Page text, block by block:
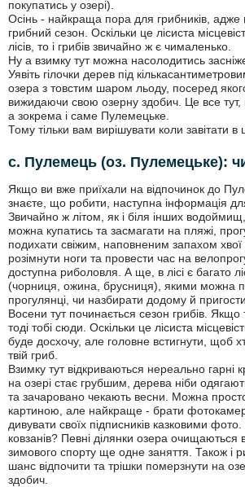
покупатись у озері).
Осінь - найкраща пора для грибників, адже
грибний сезон. Оскільки це лісиста
лісів, то і грибів звичайно ж є чималенько.
Ну а взимку тут можна насолодитись
Уявіть гілочки дерев під
озера з товстим шаром льоду, посеред
вижидаючи свою озерну здобич. Це все тут,
а зокрема і саме Пулемецьке.
Тому тільки вам вирішувати коли завітати в
с. Пулемець (оз. Пулемецьке):
Якщо ви вже приїхали на відпочинок до
знаєте, що робити, наступна інформація
Звичайно ж літом, як і біля інших
можна купатись та засмагати на пляжі,
подихати свіжим, наповненим запахом хвої
розімнути ноги та провести час на
доступна риболовля. А ще, в лісі є багато
(чорниця, ожина, брусниця), якими можна
прогулянці, чи назбирати додому й
Восени тут починається сезон грибів. Якщо
тоді тобі сюди. Оскільки це лісиста
буде досхочу, але головне встигнути, щоб
твій гриб.
Взимку тут відкриваються нереально
на озері стає грубшим, дерева ніби
та зачаровано чекають весни. Можна
картиною, але найкраще - брати
дивувати своїх підписників казковими
ковзанів? Певні ділянки озера очищаються
зимового спорту ще одне заняття. Також і
шанс відпочити та трішки померзнути на
здобич.